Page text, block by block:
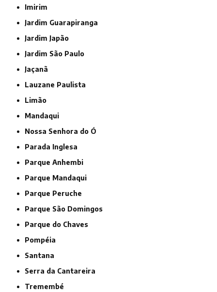
Imirim
Jardim Guarapiranga
Jardim Japão
Jardim São Paulo
Jaçanã
Lauzane Paulista
Limão
Mandaqui
Nossa Senhora do Ó
Parada Inglesa
Parque Anhembi
Parque Mandaqui
Parque Peruche
Parque São Domingos
Parque do Chaves
Pompéia
Santana
Serra da Cantareira
Tremembé